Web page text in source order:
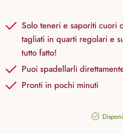
Solo teneri e saporiti cuori
tagliati in quarti regolari e
tutto fatto!
Puoi spadellarli
Pronti in pochi minuti